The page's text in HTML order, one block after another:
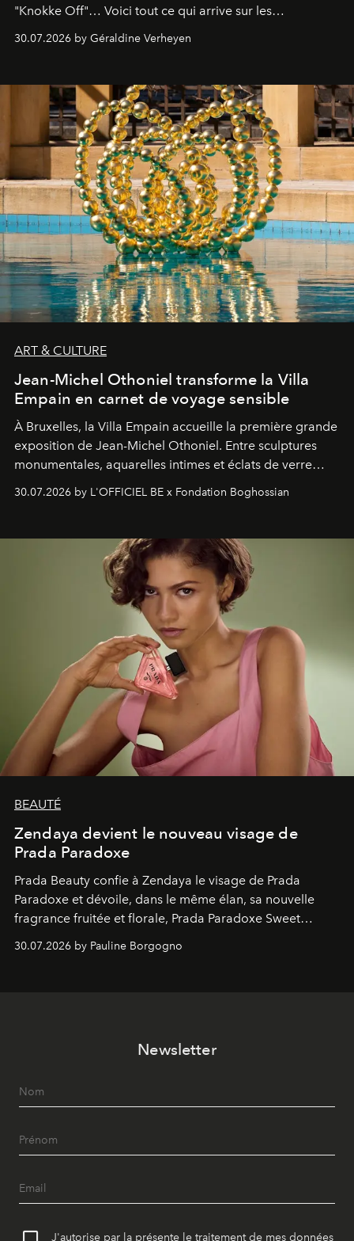
"Knokke Off"… Voici tout ce qui arrive sur les
30.07.2026 by Géraldine Verheyen
ART & CULTURE
Jean-Michel Othoniel transforme la Villa
Empain en carnet de voyage sensible
À Bruxelles, la Villa Empain accueille la première grande
exposition de Jean-Michel Othoniel. Entre sculptures
monumentales, aquarelles intimes et éclats de verre
émotionnel où chaque œuvre devient le souvenir
émerveillement.
30.07.2026 by L'OFFICIEL BE x Fondation Boghossian
BEAUTÉ
Zendaya devient le nouveau visage de
Prada Paradoxe
Prada Beauty confie à Zendaya le visage de Prada
Paradoxe et dévoile, dans le même élan, sa nouvelle
fragrance fruitée et florale, Prada Paradoxe Sweet
30.07.2026 by Pauline Borgogno
Newsletter
J'autorise par la présente le traitement de mes données